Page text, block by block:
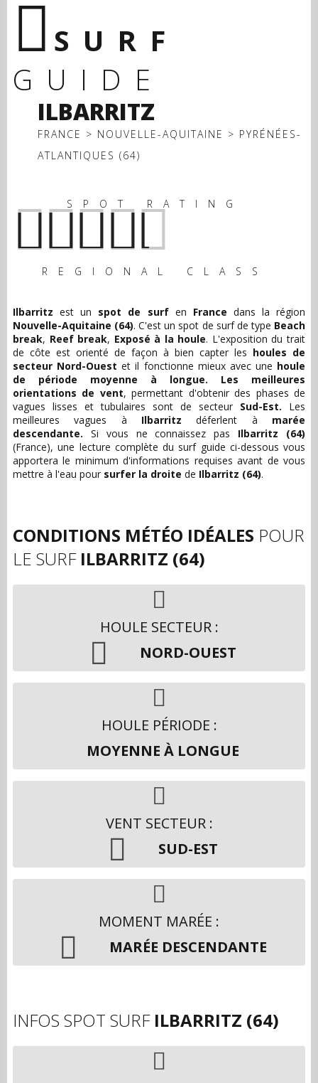
SURF
GUIDE
ILBARRITZ
FRANCE > NOUVELLE-AQUITAINE > PYRÉNÉES-
ATLANTIQUES (64)
SPOT RATING
REGIONAL CLASS
Ilbarritz est un spot de surf en France dans la région
Nouvelle-Aquitaine (64). C'est un spot de surf de type Beach
break Reef break Exposé à la houle L'exposition du trait
de côte est orienté de façon à bien capter les houles de
secteur Nord-Ouest et il fonctionne mieux avec une houle
de période moyenne à longue.
Les meilleures
orientations de vent, permettant d'obtenir des phases de
vagues lisses et tubulaires sont de secteur Sud-Est. Les
meilleures vagues à Ilbarritz déferlent à marée
descendante. Si vous ne connaissez pas Ilbarritz (64)
(France), une lecture complète du surf guide ci-dessous vous
apportera le minimum d'informations requises avant de vous
mettre à l'eau pour surfer la droite de Ilbarritz (64).
CONDITIONS MÉTÉO IDÉALES POUR
LE SURF ILBARRITZ (64)
HOULE SECTEUR :
NORD-OUEST
HOULE PÉRIODE :
MOYENNE À LONGUE
VENT SECTEUR :
SUD-EST
MOMENT MARÉE :
MARÉE DESCENDANTE
INFOS SPOT SURF ILBARRITZ (64)